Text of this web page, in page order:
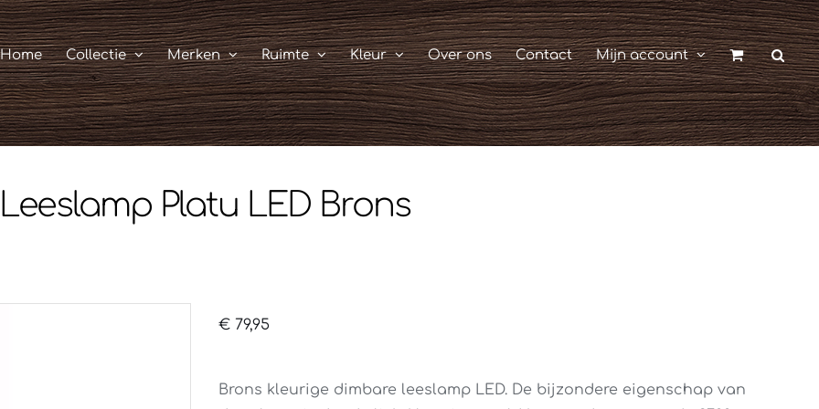
Home Collectie Merken Ruimte Kleur Over ons Contact Mijn account
Leeslamp Platu LED Brons
€ 79,95
Brons kleurige dimbare leeslamp LED. De bijzondere eigenschap van